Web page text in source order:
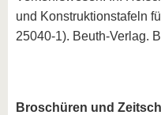
und Konstruktionstafeln
25040-1). Beuth-Verlag.
Broschüren und